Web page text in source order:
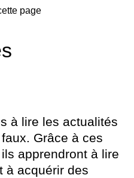
page
à lire les actualités
Grâce à ces
apprendront à lire
à acquérir des